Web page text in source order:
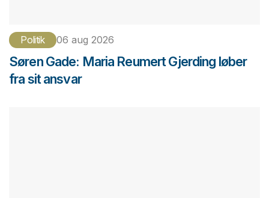
Politik 06 aug 2026
Søren Gade: Maria Reumert Gjerding løber
fra sit ansvar